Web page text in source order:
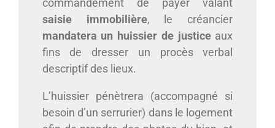
commandement de payer valant
saisie immobilière, le créancier
mandatera un huissier de justiceaux
fins de dresser un procès verbal
descriptif des lieux.
L’huissier pénètrera (accompagné si
besoin d’un serrurier) dans le logement